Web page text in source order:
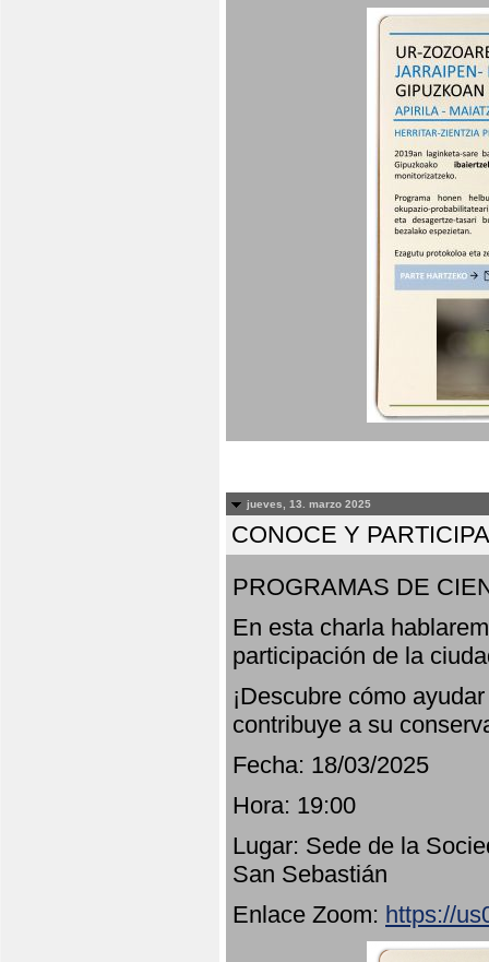
jueves, 13. marzo 2025
CONOCE Y
PROGRAMAS DE
En esta charla
participación de la
¡Descubre cómo
contribuye a su
Fecha: 18/03/2025
Hora: 19:00
Lugar: Sede de la
San Sebastián
Enlace Zoom: https://